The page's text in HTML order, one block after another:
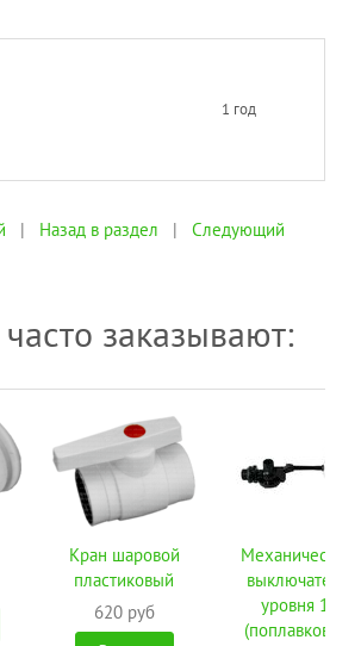
1 год
| Назад в раздел | Следующий
заказывают:
Кран шаровой
пластиковый
620 руб
Механический
выключатель
уровня 1"
(поплавковый